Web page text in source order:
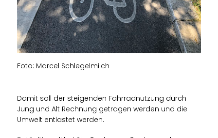
Foto: Marcel Schlegelmilch
Damit soll der steigenden Fahrradnutzung durch
Jung und Alt Rechnung getragen werden und die
Umwelt entlastet werden.